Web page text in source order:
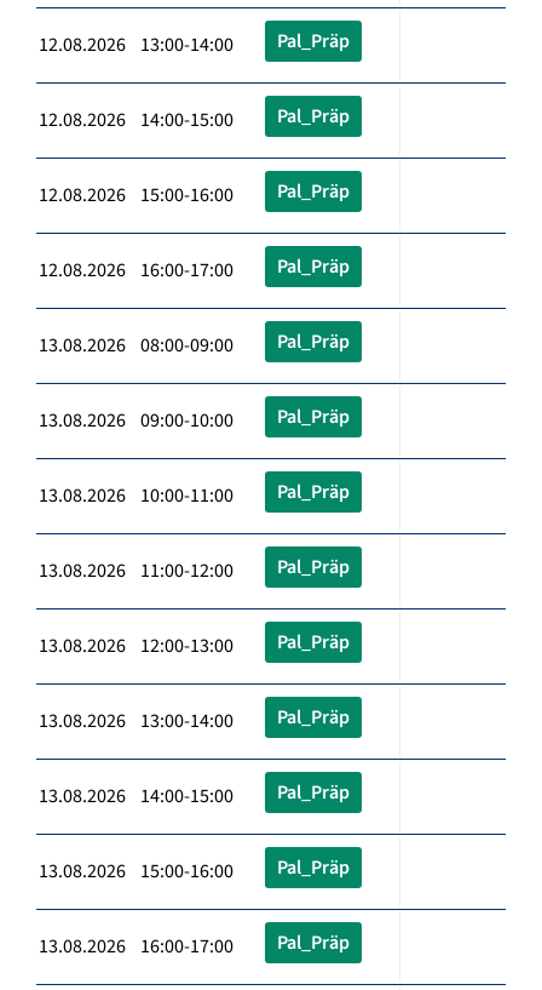
12.08.2026 13:00-14:00 Pal_Präp
12.08.2026 14:00-15:00 Pal_Präp
12.08.2026 15:00-16:00 Pal_Präp
12.08.2026 16:00-17:00 Pal_Präp
13.08.2026 08:00-09:00 Pal_Präp
13.08.2026 09:00-10:00 Pal_Präp
13.08.2026 10:00-11:00 Pal_Präp
13.08.2026 11:00-12:00 Pal_Präp
13.08.2026 12:00-13:00 Pal_Präp
13.08.2026 13:00-14:00 Pal_Präp
13.08.2026 14:00-15:00 Pal_Präp
13.08.2026 15:00-16:00 Pal_Präp
13.08.2026 16:00-17:00 Pal_Präp